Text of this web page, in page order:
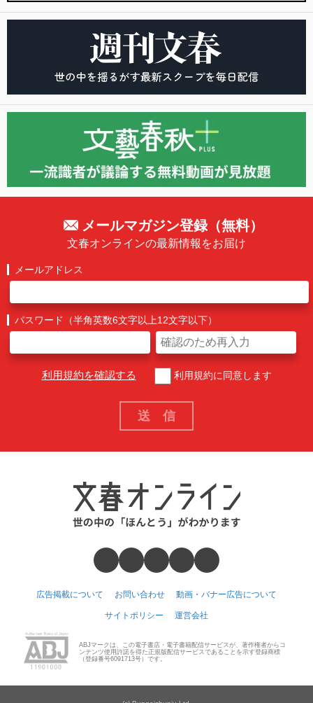
メールマガジン登録（無料）
文春オンラインの最新情報をお届け
メールアドレス
パスワード（半角英数6文字以上12文字以下）
利用規約を確認する 利用規約に同意します
広告掲載について お問い合わせ 動画・バナー広告について
サイトポリシー 運営会社
ABJマークは、この電子書店・電子書籍配信サービスが、著作権者からコ
ンテンツ使用許諾を得た正規版配信サービスであることを示す登録商標
（登録番号6091713号）です。